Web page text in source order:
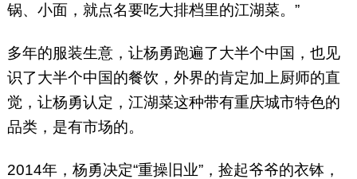
锅、小面，就点名要吃大排档里的江湖菜。”
多年的服装生意，让杨勇跑遍了大半个中国，也见
识了大半个中国的餐饮，外界的肯定加上厨师的直
觉，让杨勇认定，江湖菜这种带有重庆城市特色的
品类，是有市场的。
2014年，杨勇决定“重操旧业”，捡起爷爷的衣钵，